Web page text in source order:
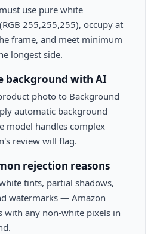
use pure white
255,255,255), occupy at
frame, and meet minimum
longest side.
background with AI
photo to Background
automatic background
model handles complex
review will flag.
rejection reasons
tints, partial shadows,
watermarks — Amazon
with any non-white pixels in